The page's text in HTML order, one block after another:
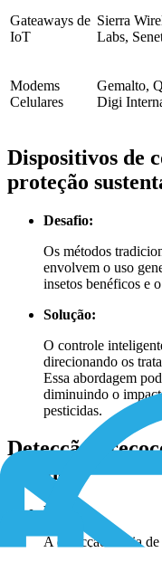
Gateaways de
IoT
Sierra
Labs,
Modems
Celulares
Gemalto,
Digi
Dispositivos de
proteção
Desafio:
Os métodos
envolvem o uso
insetos benéficos e
Solução:
O controle
direcionando os
Essa abordagem
diminuindo o
pesticidas.
Detecção
rápida
Desafio:
A detecção tardia de